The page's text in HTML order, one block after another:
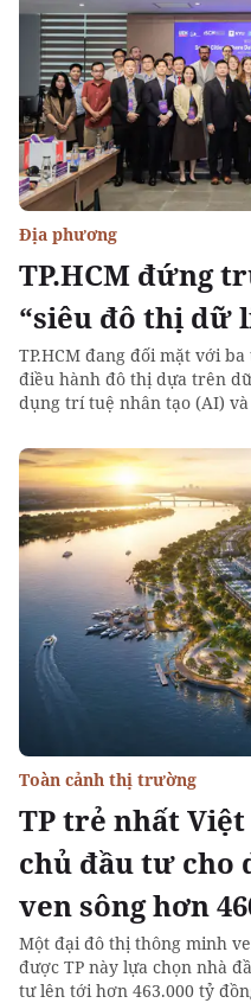
TP.HCM đứng
“siêu đô thị dữ
Địa phương
TP.HCM đang đối mặt với
điều hành đô thị dựa trên
dụng trí tuệ nhân tạo (AI)
TP trẻ nhất
chủ đầu tư cho
ven sông hơn
Toàn cảnh thị trường
Một đại đô thị thông minh
được TP này lựa chọn nhà
tư lên tới hơn 463.000 tỷ